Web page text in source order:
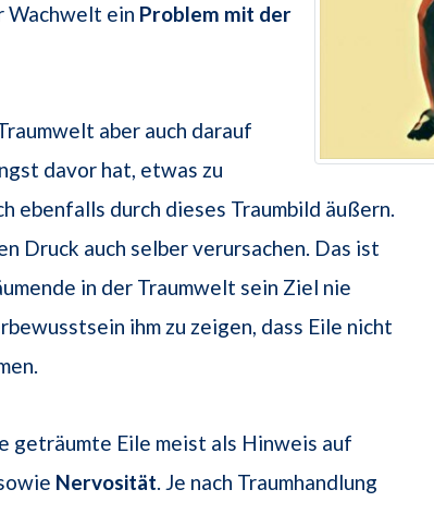
Wachwelt ein Problem mit der
aber auch darauf
davor hat, etwas zu
ebenfalls durch dieses Traumbild äußern.
Druck auch selber verursachen. Das ist
in der Traumwelt sein Ziel nie
ihm zu zeigen, dass Eile nicht
Eile meist als Hinweis auf
Nervosität. Je nach Traumhandlung